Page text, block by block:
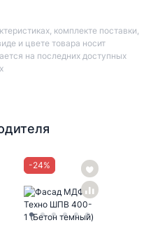
комплекте поставки,
и цвете товара носит
на последних доступных
-24%